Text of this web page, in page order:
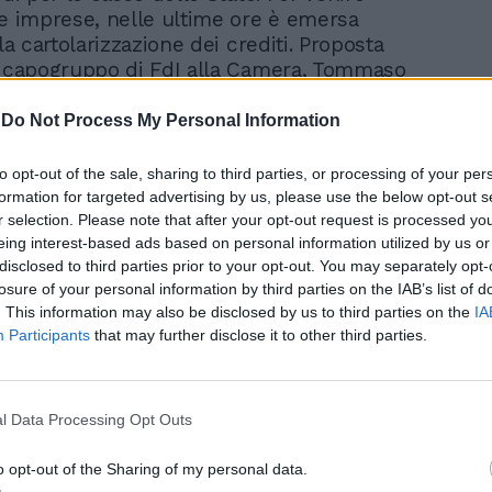
Do Not Process My Personal Information
opt-out of the sale, sharing to third parties, or processing of your
for targeted advertising by us, please use the below opt-out
selection. Please note that after your opt-out request is processed
interest-based ads based on personal information utilized by us
to third parties prior to your opt-out. You may separately
of your personal information by third parties on the IAB’s list of
This information may also be disclosed by us to third parties on the
Participants that may further disclose it to other third parties.
Data Processing Opt Outs
opt-out of the Sharing of my personal data.
imprese, nelle ultime ore è emersa
cartolarizzazione dei crediti. Proposta
di FdI alla Camera, Tommaso
può essere migliorato, ma non
pronti a modifiche».
Il fallimento del reddito
per non creare lavoro